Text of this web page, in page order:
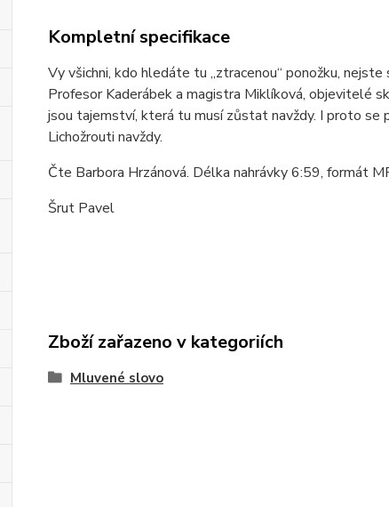
Kompletní specifikace
Vy všichni, kdo hledáte tu „ztracenou“ ponožku,
Profesor Kaderábek a magistra Miklíková, objevitelé
jsou tajemství, která tu musí zůstat navždy. I proto se
Lichožrouti navždy.
Čte Barbora Hrzánová. Délka nahrávky 6:59, formát
Šrut Pavel
Zboží zařazeno v kategoriích
Mluvené slovo